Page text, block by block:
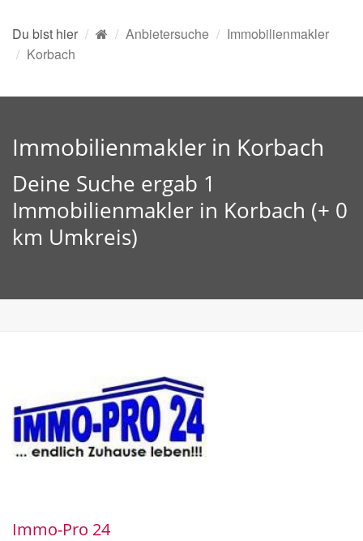
Du bist hier Anbietersuche
Immobilienmakler
Korbach
Immobilienmakler in Korbach
Deine Suche ergab 1
Immobilienmakler in Korbach (+ 0
km Umkreis)
Immo-Pro 24